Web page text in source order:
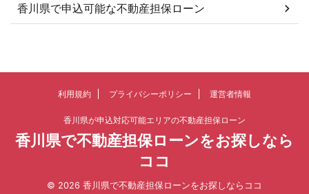
香川県で申込可能な不動産担保ローン
利用規約 プライバシーポリシー 運営者情報
香川県が申込対応可能エリアの不動産担保ローン
香川県で不動産担保ローンをお探しなら
ココ
© 2026 香川県で不動産担保ローンをお探しならココ